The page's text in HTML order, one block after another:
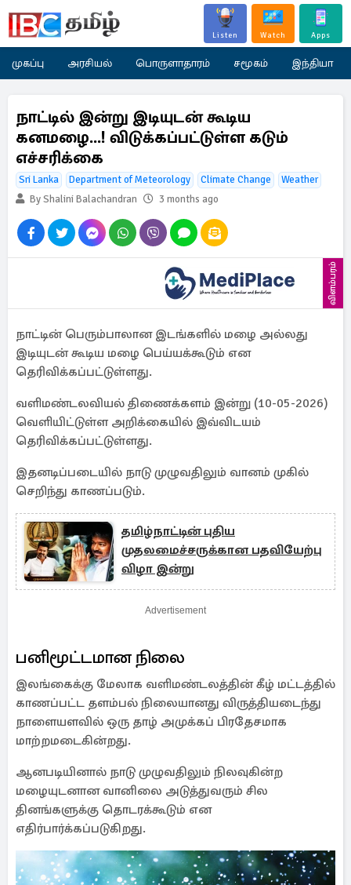
Listen Watch Apps
முகப்பு அரசியல் பொருளாதாரம் சமூகம் இந்தியா
நாட்டில் இன்று இடியுடன் கூடிய
கனமழை...! விடுக்கப்பட்டுள்ள கடும்
எச்சரிக்கை
Sri Lanka Department of Meteorology Climate Change
Weather
By Shalini Balachandran
3 months ago
விளம்பரம்
நாட்டின் பெரும்பாலான இடங்களில் மழை அல்லது
இடியுடன் கூடிய மழை பெய்யக்கூடும் என
தெரிவிக்கப்பட்டுள்ளது.
வளிமண்டலவியல் திணைக்களம் இன்று (10-05-2026)
வெளியிட்டுள்ள அறிக்கையில் இவ்விடயம்
தெரிவிக்கப்பட்டுள்ளது.
இதனடிப்படையில் நாடு முழுவதிலும் வானம் முகில்
செறிந்து காணப்படும்.
தமிழ்நாட்டின் புதிய
முதலமைச்சருக்கான பதவியேற்பு
விழா இன்று
Advertisement
பனிமூட்டமான நிலை
இலங்கைக்கு மேலாக வளிமண்டலத்தின் கீழ் மட்டத்தில்
காணப்பட்ட தளம்பல் நிலையானது விருத்தியடைந்து
நாளையளவில் ஒரு தாழ் அமுக்கப் பிரதேசமாக
மாற்றமடைகின்றது.
ஆனபடியினால் நாடு முழுவதிலும் நிலவுகின்ற
மழையுடனான வானிலை அடுத்துவரும் சில
தினங்களுக்கு தொடரக்கூடும் என
எதிர்பார்க்கப்படுகிறது.